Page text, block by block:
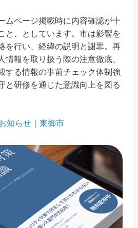
ムページ掲載時に内容確認が十
と、としています。市は影響を
を行い、経緯の説明と謝罪。再
情報を取り扱う際の注意徹底、
する情報の事前チェック体制強
と研修を通じた意識向上を図る
知らせ｜東御市